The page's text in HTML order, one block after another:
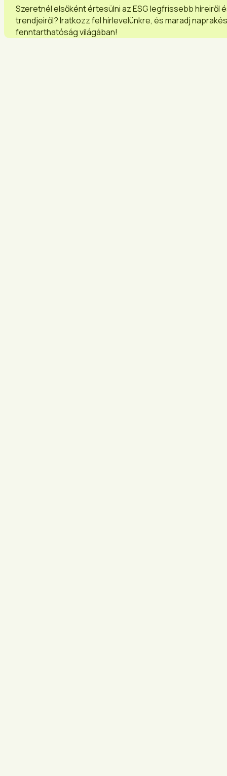
Szeretnél elsőként értesülni az ESG legfrissebb híreiről
trendjeiről? Iratkozz fel hírlevelünkre, és maradj
fenntarthatóság világában!